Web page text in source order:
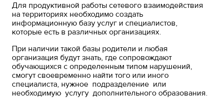
Для продуктивной работы сетевого взаимодействия
на территориях необходимо создать
информационную базу услуг и специалистов,
которые есть в различных организациях.
При наличии такой базы родители и любая
организация будут знать, где сопровождают
обучающихся с определенным типом нарушений,
смогут своевременно найти того или иного
специалиста, нужное подразделение или
необходимую услугу дополнительного образования.